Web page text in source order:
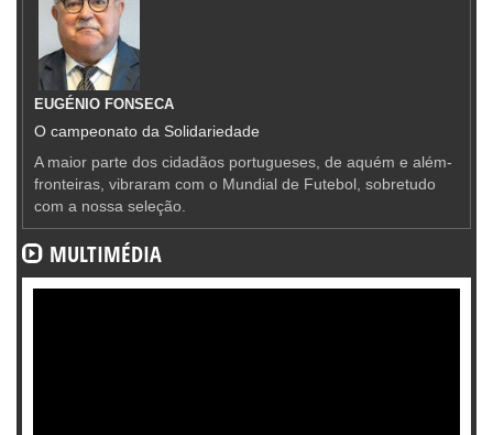
EUGÉNIO FONSECA
O campeonato da Solidariedade
A maior parte dos cidadãos portugueses, de aquém e além-
fronteiras, vibraram com o Mundial de Futebol, sobretudo
com a nossa seleção.
MULTIMÉDIA